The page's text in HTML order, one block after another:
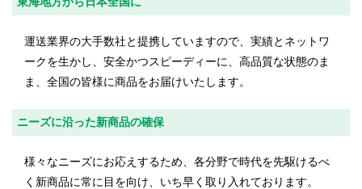
運送業界の大手数社と提携していますので、実績とネットワ
ークを生かし、安全かつスピーディーに、高品質な状態のま
ま、全国の皆様に商品をお届けいたします。
ニーズに沿った新商品の確保
様々なニーズにお応えするため、各分野で時代を先駆けるべ
く新商品に常に目を向け、いち早く取り入れております。